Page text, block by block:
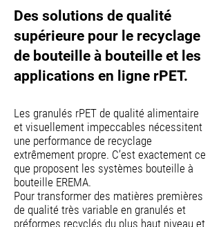
Des solutions de qualité
supérieure pour le recyclage
de bouteille à bouteille et les
applications en ligne rPET.
Les granulés rPET de qualité alimentaire
et visuellement impeccables nécessitent
une performance de recyclage
extrêmement propre. C’est exactement ce
que proposent les systèmes bouteille à
bouteille EREMA.
Pour transformer des matières premières
de qualité très variable en granulés et
préformes recyclés du plus haut niveau et